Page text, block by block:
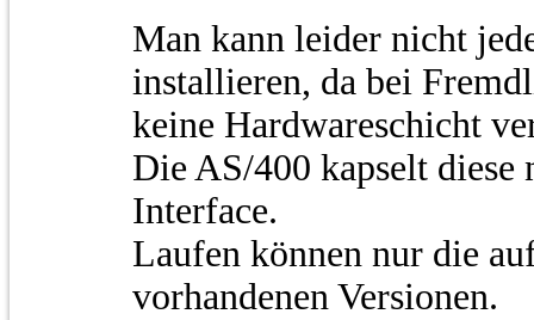
Man kann leider nicht
installieren, da bei
keine Hardwareschicht
Die AS/400 kapselt
Interface.
Laufen können nur die
vorhandenen Versionen.